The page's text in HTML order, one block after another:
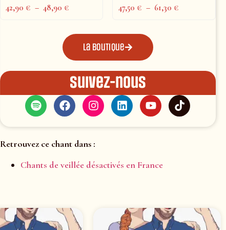
42,90€ – 48,90€ 47,50€ – 61,30€
La boutique
Suivez-nous
Retrouvez ce chant dans :
Chants de veillée désactivés en France